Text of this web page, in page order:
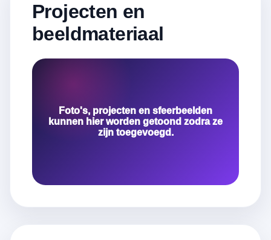
Projecten en
beeldmateriaal
Foto's, projecten en sfeerbeelden
kunnen hier worden getoond zodra ze
zijn toegevoegd.